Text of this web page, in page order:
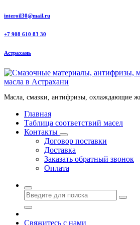
Перейти
содержанию
interoil30@mail.ru
+7 908 610 83 30
Астрахань
Масла, смазки, антифризы, охлаждающие
Главная
Таблица соответствий масел
Контакты
Договор поставки
Доставка
Заказать обратный звонок
Оплата
Свяжитесь с нами